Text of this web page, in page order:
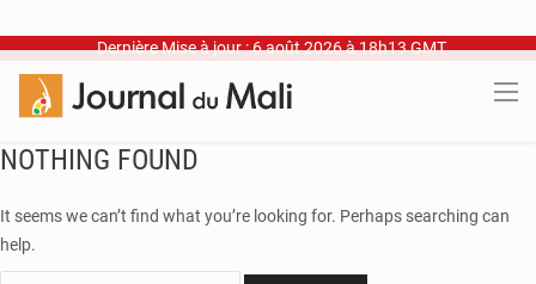
Dernière Mise à jour : 6 août 2026 à 18h13 GMT
NOTHING FOUND
It seems we can’t find what you’re looking for. Perhaps searching can
help.